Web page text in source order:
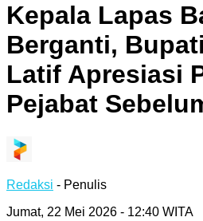
Kepala Lapas
Berganti,
Latif Apresiasi
Pejabat
Redaksi - Penulis
Jumat, 22 Mei 2026 - 12:40 WITA